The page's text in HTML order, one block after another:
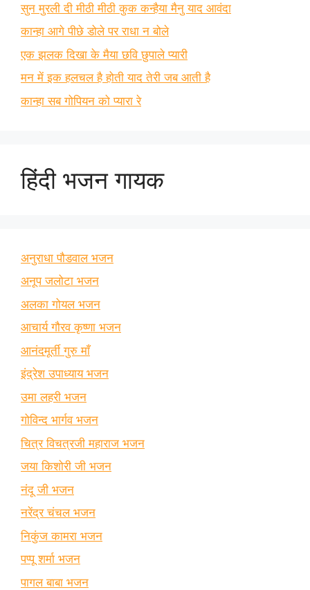
सुन मुरली दी मीठी मीठी कुक कन्हैया मैनु याद आवंदा
कान्हा आगे पीछे डोले पर राधा न बोले
एक झलक दिखा के मैया छवि छुपाले प्यारी
मन में इक हलचल है होती याद तेरी जब आती है
कान्हा सब गोपियन को प्यारा रे
हिंदी भजन गायक
अनुराधा पौडवाल भजन
अनूप जलोटा भजन
अलका गोयल भजन
आचार्य गौरव कृष्णा भजन
आनंदमूर्ती गुरु माँ
इंद्रेश उपाध्याय भजन
उमा लहरी भजन
गोविन्द भार्गव भजन
चित्र विचत्रजी महाराज भजन
जया किशोरी जी भजन
नंदू जी भजन
नरेंद्र चंचल भजन
निकुंज कामरा भजन
पप्पू शर्मा भजन
पागल बाबा भजन